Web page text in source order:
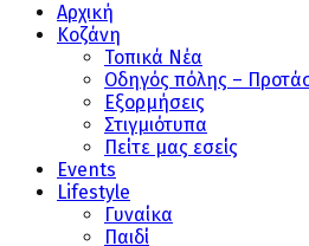
Αρχική
Κοζάνη
Τοπικά Νέα
Οδηγός πόλης –
Εξορμήσεις
Στιγμιότυπα
Πείτε μας εσείς
Events
Lifestyle
Γυναίκα
Παιδί